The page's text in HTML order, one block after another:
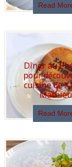
Read
Dîner au
pour
cuisine de
Mathieu
Read